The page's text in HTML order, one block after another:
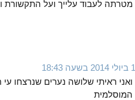
מטרתה לעבוד עלייך ועל התקשורת
1 ביולי 2014 בשעה 18:43
ואני ראיתי שלושה נערים שנרצחו
המוסלמית